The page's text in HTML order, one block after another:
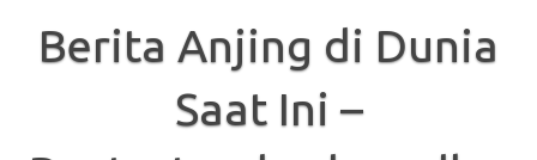
contentBerita Anjing di Dunia
Saat Ini –